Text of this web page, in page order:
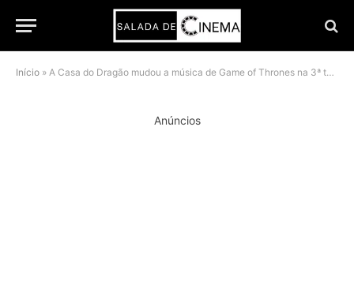
Início » A Casa do Dragão mudou a música de Game of Thrones na 3ª temporada e tem conexão direta com O Cavaleiro dos Sete Reinos
Anúncios